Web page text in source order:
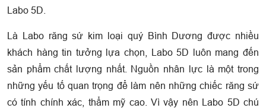
Labo 5D.
Là Labo răng sứ kim loại quý Bình Dương được nhiều
khách hàng tin tưởng lựa chọn, Labo 5D luôn mang đến
sản phẩm chất lượng nhất. Nguồn nhân lực là một trong
những yếu tố quan trọng để làm nên những chiếc răng sứ
có tính chính xác, thẩm mỹ cao. Vì vậy nên Labo 5D chú